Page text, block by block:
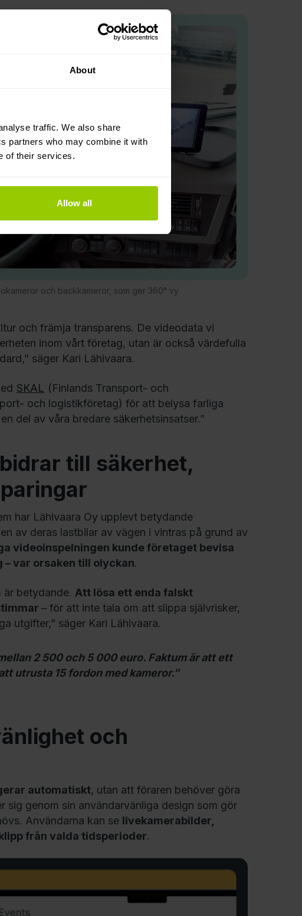
About
traffic. We also share
partners who may combine it with
of their services.
Allow all
och backkameror, som ger 360° vy
och främja transparens. De videodata vi
inom vårt företag, utan är också värdefulla
säger Kari Lähivaara.
SKAL (Finlands Transport- och
och logistikföretag) för att belysa farliga
del av våra bredare säkerhetsinsatser.”
till säkerhet,
har Lähivaara Oy upplevt betydande
av deras lastbilar av vägen i vintras på grund av
videoinspelningen kunde företaget bevisa
var orsaken till olyckan.
är betydande. Att lösa ett enda falskt
– för att inte tala om att slippa självrisker,
utgifter,” säger Kari Lähivaara.
2 500 och 5 000 euro. Faktum är att ett
utrusta 15 fordon med kameror.”
och
automatiskt, utan att föraren behöver göra
sig genom sin användarvänliga design som gör
Användarna kan se livekamerabilder,
från valda tidsperioder.